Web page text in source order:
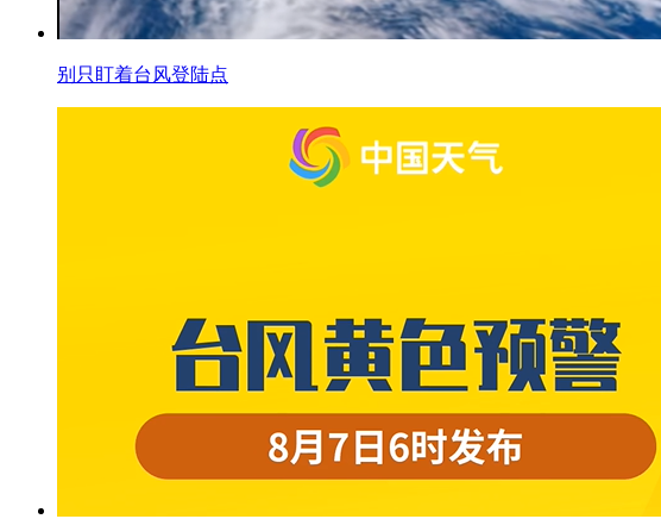
别只盯着台风登陆点